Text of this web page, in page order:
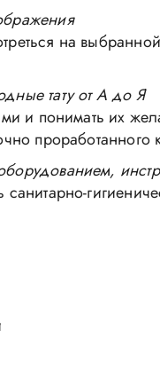
на
тату от А до Я
и понимать их